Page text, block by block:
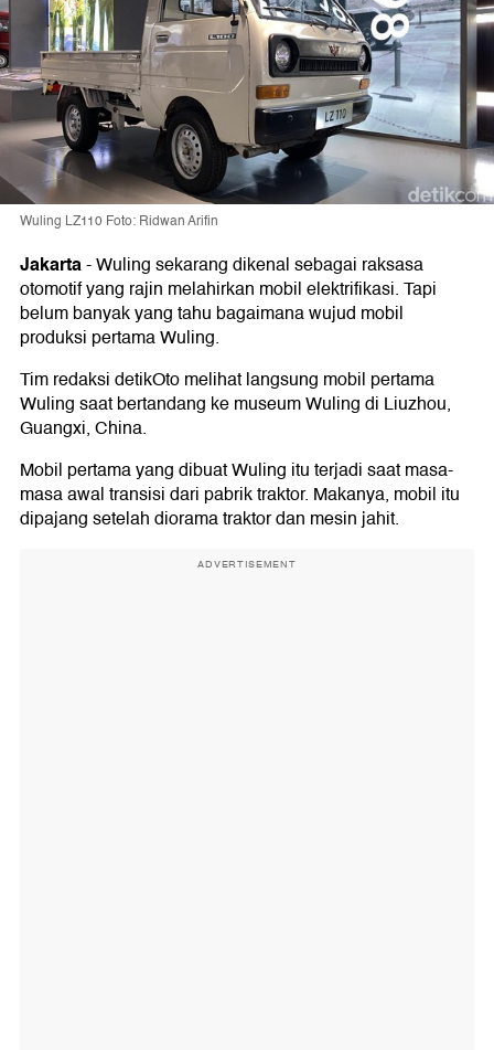
Wuling LZ110 Foto: Ridwan Arifin
Jakarta-Wuling sekarang dikenal sebagai raksasa
otomotif yang rajin melahirkan mobil elektrifikasi. Tapi
belum banyak yang tahu bagaimana wujud mobil
produksi pertama Wuling.
Tim redaksi detikOto melihat langsung mobil pertama
Wuling saat bertandang ke museum Wuling di Liuzhou,
Guangxi, China.
Mobil pertama yang dibuat Wuling itu terjadi saat masa-
masa awal transisi dari pabrik traktor. Makanya, mobil itu
dipajang setelah diorama traktor dan mesin jahit.
ADVERTISEMENT